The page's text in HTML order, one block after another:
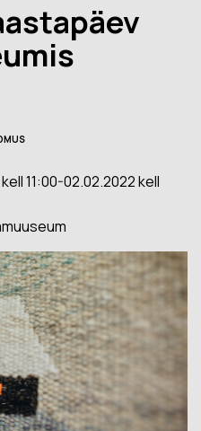
11:00-02.02.2022 kell